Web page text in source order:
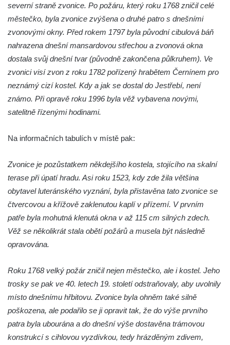
Zvonička v Mlčechvostech
Zvonice na fontáně v atriu magistrátu v Ústí
nad Labem
Zvonice v Petrovicích
Zvonice u kostela svatých Petra a Pavla v
Horním Prysku
Zvonice na Dědkově odpočinku u Naděje
Zvonice u kostela svaté Ludmily v Mělníku
54 v Jiřetíně pod Jedlovou
Zvonice v Pytlíkově
Zvonice u kostela svatého Valentina v
Novosedlicích
Zvonice u kostela Nanebevzetí Panny
Zvonice u kostela svaté Kateřiny
Alexandrijské severně od Libotenic
Zvonice u kostela svatého Mikuláše v
Lounkách
Zvonice na břehu Ohře v Košticích
severní straně zvonice. Po požáru, který roku 1768 zničil celé
městečko, byla zvonice zvýšena o druhé patro s dnešními
zvonovými okny. Před rokem 1797 byla původní cibulová báň
nahrazena dnešní mansardovou střechou a zvonová okna
dostala svůj dnešní tvar (původně zakončena půlkruhem). Ve
zvonici visí zvon z roku 1782 pořízený hrabětem Černínem pro
neznámý cizí kostel. Kdy a jak se dostal do Jestřebí, není
známo. Při opravě roku 1996 byla věž vybavena novými,
satelitně řízenými hodinami.
Na informačních tabulích v místě pak:
Zvonice je pozůstatkem někdejšího kostela, stojícího na skalní
terase při úpatí hradu. Asi roku 1523, kdy zde žila většina
obytavel luteránského vyznání, byla přistavěna tato zvonice se
čtvercovou a křížově zaklenutou kaplí v přízemí. V prvním
patře byla mohutná klenutá okna v až 115 cm silných zdech.
Věž se několikrát stala obětí požárů a musela být následně
opravována.
Roku 1768 velký požár zničil nejen městečko, ale i kostel. Jeho
trosky se pak ve 40. letech 19. století odstraňovaly, aby uvolnily
místo dnešnímu hřbitovu. Zvonice byla ohněm také silně
poškozena, ale podařilo se ji opravit tak, že do výše prvního
patra byla ubourána a do dnešní výše dostavěna trámovou
konstrukcí s cihlovou vyzdívkou, tedy hrázděným zdivem,